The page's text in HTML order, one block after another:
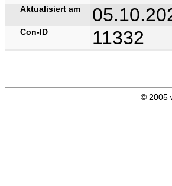
Aktualisiert am
Con-ID 11332
© 2005